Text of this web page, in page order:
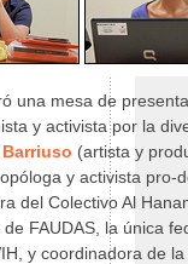
una mesa de
y activista por la
(artista y
y activista pro-
del Colectivo Al
FAUDAS, la única
y coordinadora de